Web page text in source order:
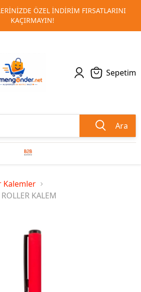
PROMOSYON VE MATBAA
1 2
Sepetim
Ara
Kalemler
KALEM